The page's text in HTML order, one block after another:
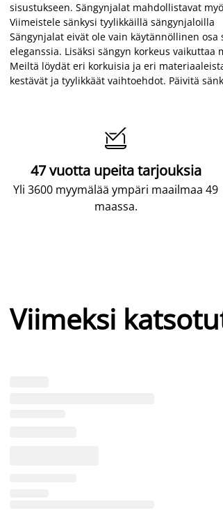
sisustukseen. Sängynjalat mahdollistavat
Viimeistele sänkysi tyylikkäillä sängynjaloilla
Sängynjalat eivät ole vain käytännöllinen
eleganssia. Lisäksi sängyn korkeus
Meiltä löydät eri korkuisia ja eri
kestävät ja tyylikkäät vaihtoehdot. Päivitä

47 vuotta upeita tarjouksia
Yli 3600 myymälää ympäri maailmaa 49
maassa.
Viimeksi